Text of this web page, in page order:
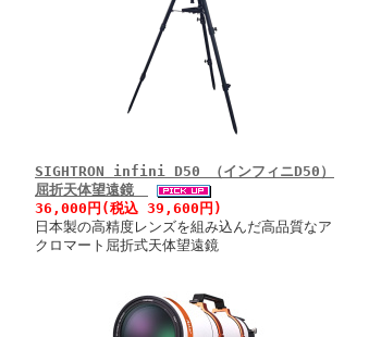
SIGHTRON infini D50 （インフィニD50）
屈折天体望遠鏡
36,000円(税込 39,600円)
日本製の高精度レンズを組み込んだ高品質なア
クロマート屈折式天体望遠鏡